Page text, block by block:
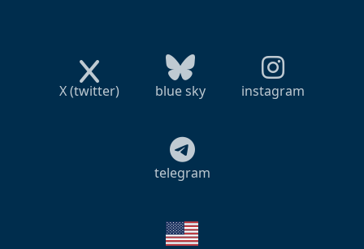
X (twitter) blue sky instagram
telegram